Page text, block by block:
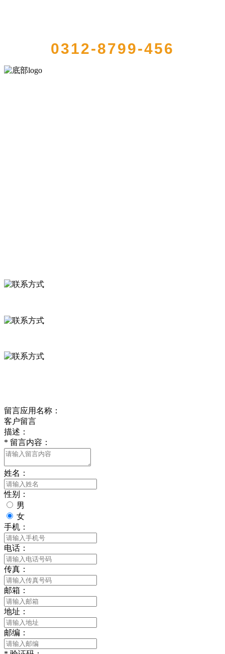
0312-8799-456
留言应用名称：
客户留言
描述：
* 留言内容：
姓名：
性别：
男
女
手机：
电话：
传真：
邮箱：
地址：
邮编：